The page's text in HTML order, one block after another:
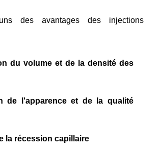
des avantages des injections
du volume et de la densité des
de l'apparence et de la qualité
la récession capillaire